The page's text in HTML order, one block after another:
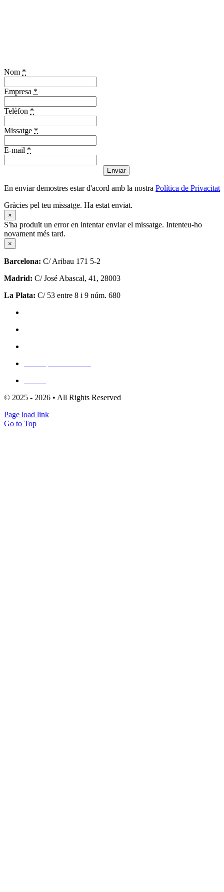
Nom *
Empresa *
Telèfon *
Missatge *
E-mail *
Enviar
En enviar demostres estar d'acord amb la nostra Política de Privacitat
Gràcies pel teu missatge. Ha estat enviat.
×
S'ha produït un error en intentar enviar el missatge. Intenteu-ho
novament més tard.
×
Barcelona: C/ Aribau 171 5-2
Madrid: C/ José Abascal, 41, 28003
La Plata: C/ 53 entre 8 i 9 núm. 680
© 2025 - 2026 • All Rights Reserved
Page load link
Go to Top